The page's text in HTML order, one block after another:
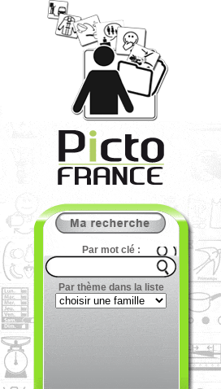
Par mot clé :
Par thème dans la liste